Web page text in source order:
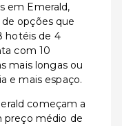
em Emerald,
opções que
hotéis de 4
com 10
mais longas ou
e mais espaço.
começam a
preço médio de